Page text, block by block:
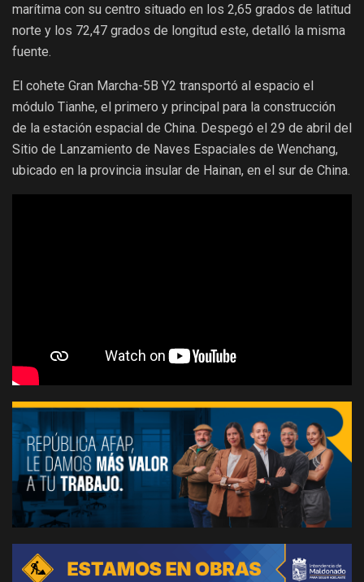
marítima con su centro situado en los 2,65 grados de latitud
norte y los 72,47 grados de longitud este, detalló la misma
fuente.
El cohete Gran Marcha-5B Y2 transportó al espacio el
módulo Tianhe, el primero y principal para la construcción
de la estación espacial de China. Despegó el 29 de abril del
Sitio de Lanzamiento de Naves Espaciales de Wenchang,
ubicado en la provincia insular de Hainan, en el sur de China.